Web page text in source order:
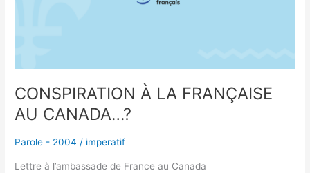
CONSPIRATION À LA FRANÇAISE
AU CANADA…?
Parole - 2004 / imperatif
Lettre à l’ambassade de France au Canada